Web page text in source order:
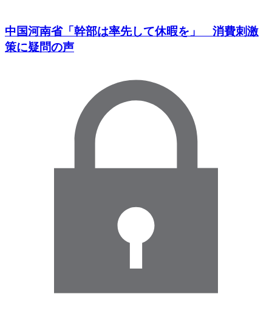
中国河南省「幹部は率先して休暇を」 消費刺激
策に疑問の声